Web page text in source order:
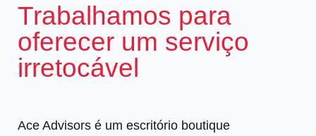
Trabalhamos para
oferecer um serviço
irretocável
Ace Advisors é um escritório boutique